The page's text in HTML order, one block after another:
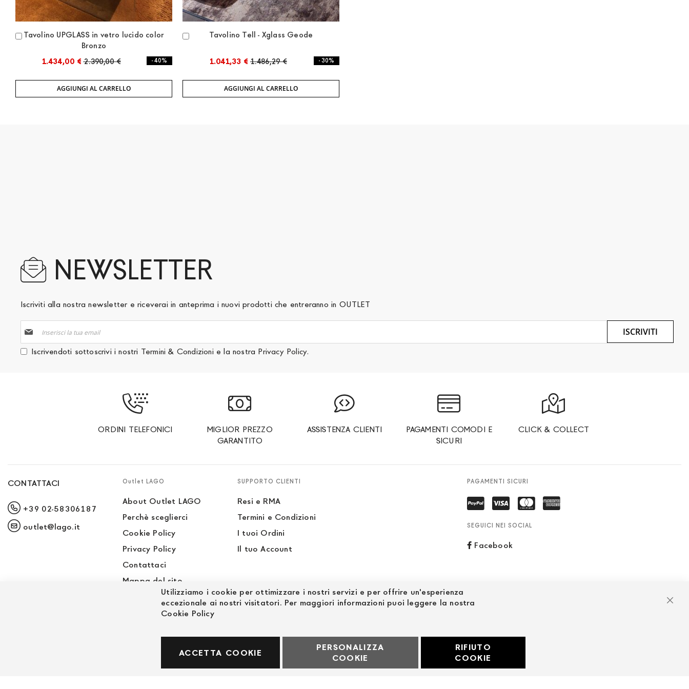
Tavolino UPGLASS in vetro lucido color
Bronzo
1.434,00 € 2.390,00 € - 40%
Aggiungi
Carrello
AGGIUNGI AL CARRELLO
Tavolino Tell - Xglass Geode
1.041,33 € 1.486,29 € - 30%
Aggiungi
Carrello
AGGIUNGI AL CARRELLO
NEWSLETTER
Iscriviti alla nostra newsletter e riceverai in anteprima i nuovi prodotti che entreranno in OUTLET
alla
nostra
Newsletter:
Iscrivendoti sottoscrivi i nostri Termini & Condizioni e la nostra Privacy Policy.
ISCRIVITI
ORDINI TELEFONICI
MIGLIOR PREZZO
GARANTITO
ASSISTENZA CLIENTI
PAGAMENTI COMODI E
SICURI
CLICK & COLLECT
CONTATTACI
+39 02-58306187
outlet@lago.it
Outlet LAGO
About Outlet LAGO
Perchè sceglierci
Cookie Policy
Privacy Policy
Contattaci
Mappa del sito
Sito LAGO
SUPPORTO CLIENTI
Resi e RMA
Termini e Condizioni
I tuoi Ordini
Il tuo Account
PAGAMENTI SICURI
SEGUICI NEI SOCIAL
Facebook
© Powered by MAV Arreda s.r.l. | P.IVA IT05919160969
Utilizziamo i cookie per ottimizzare i nostri servizi e per offrire un'esperienza
eccezionale ai nostri visitatori. Per maggiori informazioni puoi leggere la nostra
Cookie Policy
ACCETTA COOKIE
PERSONALIZZA
COOKIE
RIFIUTO
COOKIE